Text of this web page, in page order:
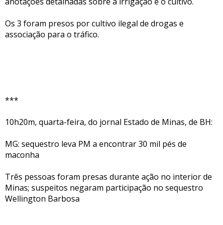
Os 3 foram presos por cultivo ilegal de drogas e
associação para o tráfico.
***
10h20m, quarta-feira, do jornal Estado de Minas, de BH:
MG: sequestro leva PM a encontrar 30 mil pés de
maconha
Três pessoas foram presas durante ação no interior de
Minas; suspeitos negaram participação no sequestro
Wellington Barbosa